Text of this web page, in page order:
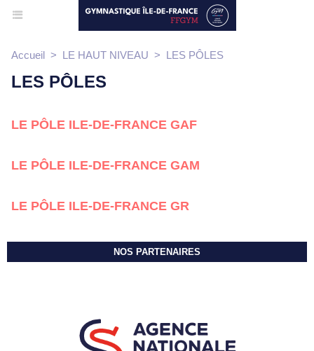
Accueil > LE HAUT NIVEAU > LES PÔLES
LES PÔLES
LE PÔLE ILE-DE-FRANCE GAF
LE PÔLE ILE-DE-FRANCE GAM
LE PÔLE ILE-DE-FRANCE GR
NOS PARTENAIRES